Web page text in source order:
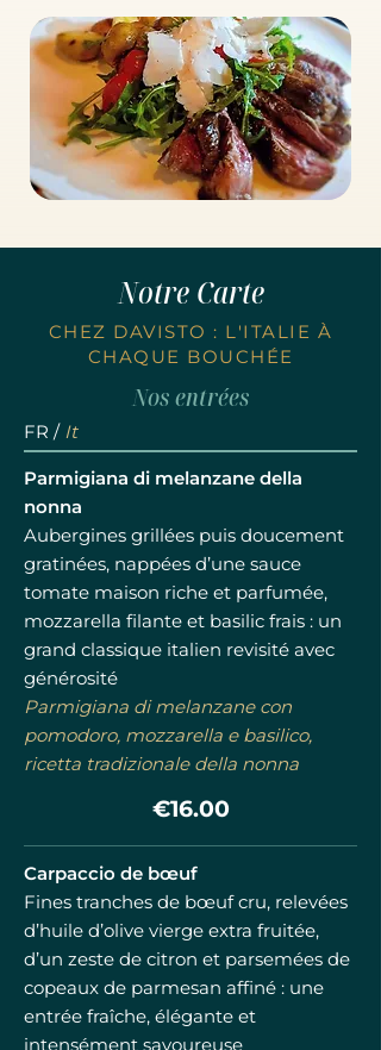
Notre Carte
CHEZ DAVISTO : L'ITALIE À
CHAQUE BOUCHÉE
Nos entrées
FR / It
Parmigiana di melanzane della
nonna
Aubergines grillées puis doucement
gratinées, nappées d’une sauce
tomate maison riche et parfumée,
mozzarella filante et basilic frais : un
grand classique italien revisité avec
générosité
Parmigiana di melanzane con
pomodoro, mozzarella e basilico,
ricetta tradizionale della nonna
€16.00
Carpaccio de bœuf
Fines tranches de bœuf cru, relevées
d’huile d’olive vierge extra fruitée,
d’un zeste de citron et parsemées de
copeaux de parmesan affiné : une
entrée fraîche, élégante et
intensément savoureuse